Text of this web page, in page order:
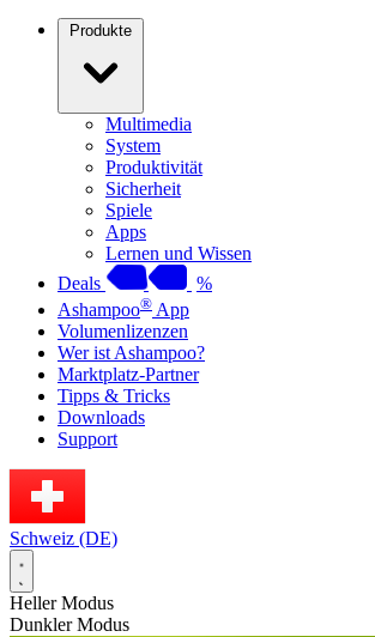
Produkte
Multimedia
System
Produktivität
Sicherheit
Spiele
Apps
Lernen und Wissen
Deals
%
Ashampoo® App
Volumenlizenzen
Wer ist Ashampoo?
Marktplatz-Partner
Tipps & Tricks
Downloads
Support
Schweiz (DE)
Heller Modus
Dunkler Modus